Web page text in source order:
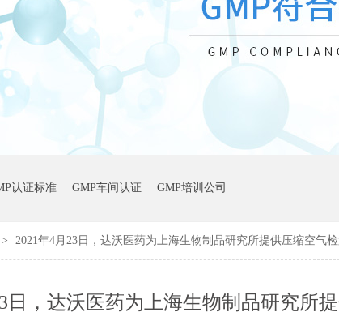
认证标准 GMP车间认证 GMP培训公司
> 2021年4月23日，达沃医药为上海生物制品研究所提供压缩空气
日，达沃医药为上海生物制品研究所